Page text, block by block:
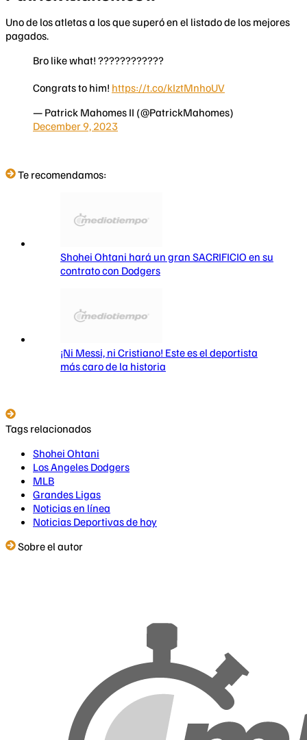
Uno de los atletas a los que superó en el listado de los mejores
pagados.
Bro like what! ????????????
Congrats to him! https://t.co/kIztMnhoUV
— Patrick Mahomes II (@PatrickMahomes)
December 9, 2023
Te recomendamos:
Shohei Ohtani hará un gran SACRIFICIO en su
contrato con Dodgers
¡Ni Messi, ni Cristiano! Este es el deportista
más caro de la historia
Tags relacionados
Shohei Ohtani
Los Angeles Dodgers
MLB
Grandes Ligas
Noticias en línea
Noticias Deportivas de hoy
Sobre el autor